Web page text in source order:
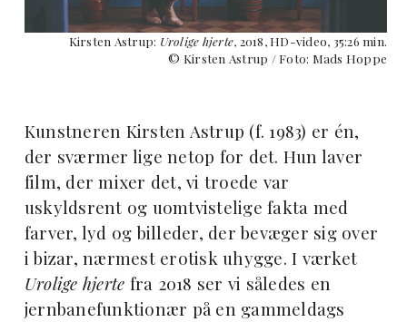
Kirsten Astrup: Urolige hjerte, 2018, HD-video, 35:26 min.
© Kirsten Astrup / Foto: Mads Hoppe
Kunstneren Kirsten Astrup (f. 1983) er én,
der sværmer lige netop for det. Hun laver
film, der mixer det, vi troede var
uskyldsrent og uomtvistelige fakta med
farver, lyd og billeder, der bevæger sig over
i bizar, nærmest erotisk uhygge. I værket
Urolige hjerte fra 2018 ser vi således en
jernbanefunktionær på en gammeldags